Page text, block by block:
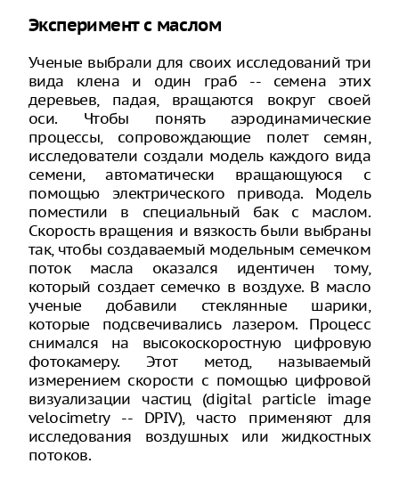
Эксперимент с маслом
Ученые выбрали для своих исследований три
вида клена и один граб -- семена этих
деревьев, падая, вращаются вокруг своей
оси. Чтобы понять аэродинамические
процессы, сопровождающие полет семян,
исследователи создали модель каждого вида
семени, автоматически вращающуюся с
помощью электрического привода. Модель
поместили в специальный бак с маслом.
Скорость вращения и вязкость были выбраны
так, чтобы создаваемый модельным семечком
поток масла оказался идентичен тому,
который создает семечко в воздухе. В масло
ученые добавили стеклянные шарики,
которые подсвечивались лазером. Процесс
снимался на высокоскоростную цифровую
фотокамеру. Этот метод, называемый
измерением скорости с помощью цифровой
визуализации частиц (digital particle image
velocimetry -- DPIV), часто применяют для
исследования воздушных или жидкостных
потоков.